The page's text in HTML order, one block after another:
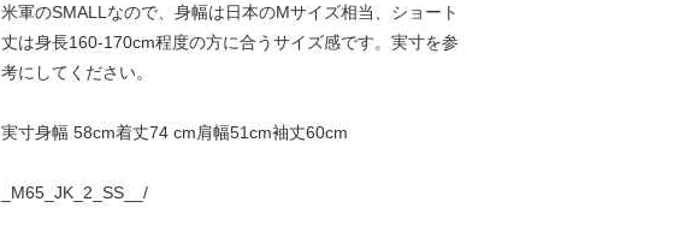
米軍のSMALLなので、身幅は日本のMサイズ相当、ショート
丈は身長160-170cm程度の方に合うサイズ感です。実寸を参
考にしてください。
実寸身幅 58cm着丈74 cm肩幅51cm袖丈60cm
_M65_JK_2_SS__/